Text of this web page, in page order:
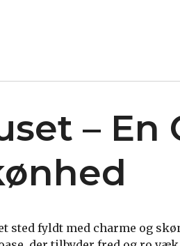
– En
sted fyldt med charme og